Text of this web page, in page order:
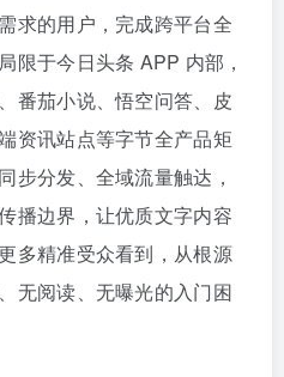
求的用户，完成跨平台全
限于今日头条 APP 内部，
番茄小说、悟空问答、皮
资讯站点等字节全产品矩
步分发、全域流量触达，
播边界，让优质文字内容
多精准受众看到，从根源
无阅读、无曝光的入门困